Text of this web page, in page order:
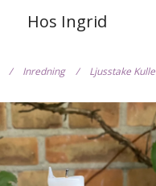
Hos Ingrid
/ Inredning / Ljusstake Kulle